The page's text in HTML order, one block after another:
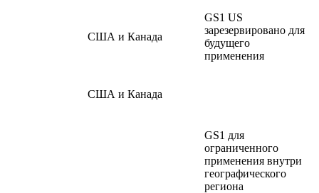
США и Канада
GS1 US
зарезервировано для
будущего
применения
США и Канада
GS1 для
ограниченного
применения внутри
географического
региона